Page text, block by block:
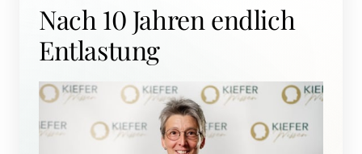
Nach 10 Jahren endlich
Entlastung